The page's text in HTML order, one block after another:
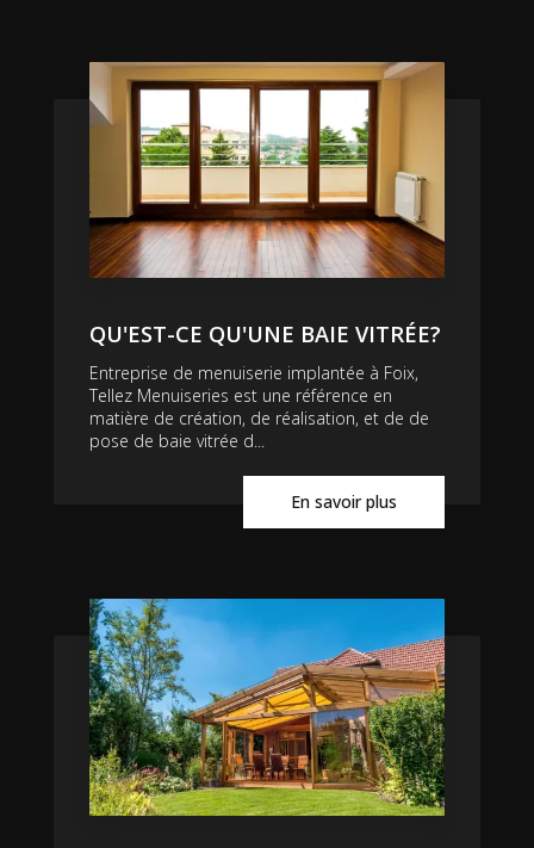
QU'EST-CE QU'UNE BAIE VITRÉE?
Entreprise de menuiserie implantée à Foix,
Tellez Menuiseries est une référence en
matière de création, de réalisation, et de de
pose de baie vitrée d...
En savoir plus